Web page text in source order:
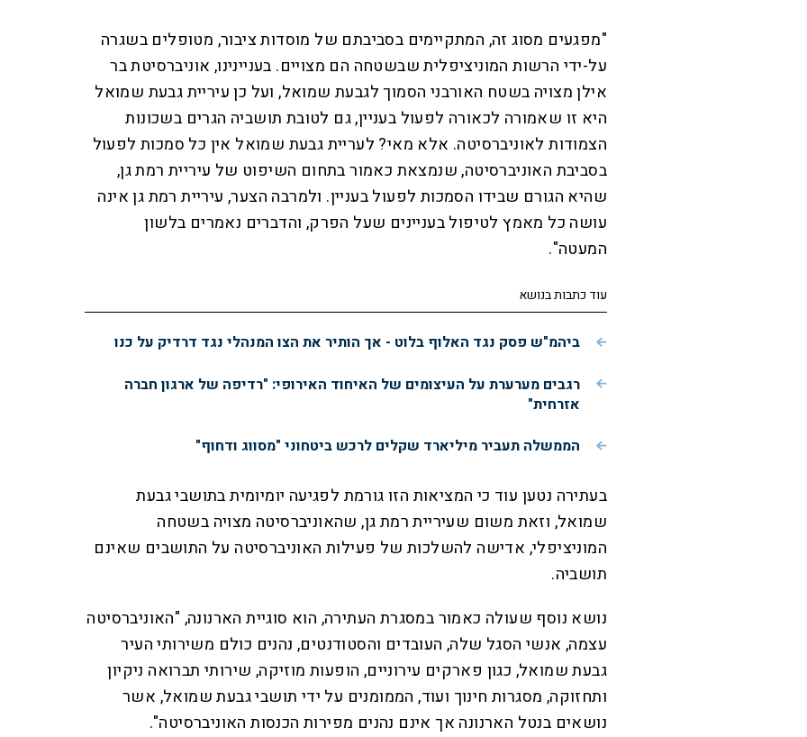
"מפגעים מסוג זה, המתקיימים בסביבתם של מוסדות ציבור, מטופלים בשגרה
על-ידי הרשות המוניציפלית שבשטחה הם מצויים. בעניינינו, אוניברסיטת בר
אילן מצויה בשטח האורבני הסמוך לגבעת שמואל, ועל כן עיריית גבעת שמואל
היא זו שאמורה לכאורה לפעול בעניין, גם לטובת תושביה הגרים בשכונות
הצמודות לאוניברסיטה. אלא מאי? לעריית גבעת שמואל אין כל סמכות לפעול
בסביבת האוניברסיטה, שנמצאת כאמור בתחום השיפוט של עיריית רמת גן,
שהיא הגורם שבידו הסמכות לפעול בעניין. ולמרבה הצער, עיריית רמת גן אינה
עושה כל מאמץ לטיפול בעניינים שעל הפרק, והדברים נאמרים בלשון
המעטה".
עוד כתבות בנושא
ביהמ"ש פסק נגד האלוף בלוט - אך הותיר את הצו המנהלי נגד דרדיק על כנו
רגבים מערערת על העיצומים של האיחוד האירופי: "רדיפה של ארגון חברה
אזרחית"
הממשלה תעביר מיליארד שקלים לרכש ביטחוני "מסווג ודחוף"
בעתירה נטען עוד כי המציאות הזו גורמת לפגיעה יומיומית בתושבי גבעת
שמואל, וזאת משום שעיריית רמת גן, שהאוניברסיטה מצויה בשטחה
המוניציפלי, אדישה להשלכות של פעילות האוניברסיטה על התושבים שאינם
תושביה.
נושא נוסף שעולה כאמור במסגרת העתירה, הוא סוגיית הארנונה, "האוניברסיטה
עצמה, אנשי הסגל שלה, העובדים והסטודנטים, נהנים כולם משירותי העיר
גבעת שמואל, כגון פארקים עירוניים, הופעות מוזיקה, שירותי תברואה ניקיון
ותחזוקה, מסגרות חינוך ועוד, הממומנים על ידי תושבי גבעת שמואל, אשר
נושאים בנטל הארנונה אך אינם נהנים מפירות הכנסות האוניברסיטה".